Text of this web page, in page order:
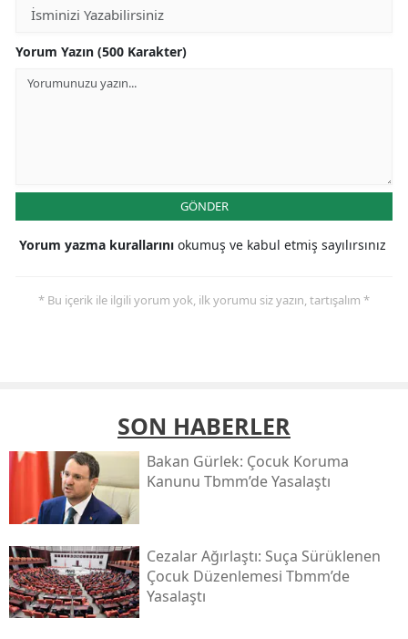
Yorum Yazın (500 Karakter)
GÖNDER
Yorum yazma kurallarını okumuş ve kabul etmiş sayılırsınız
* Bu içerik ile ilgili yorum yok, ilk yorumu siz yazın, tartışalım *
SON HABERLER
Bakan Gürlek: Çocuk Koruma
Kanunu Tbmm’de Yasalaştı
Cezalar Ağırlaştı: Suça Sürüklenen
Çocuk Düzenlemesi Tbmm’de
Yasalaştı